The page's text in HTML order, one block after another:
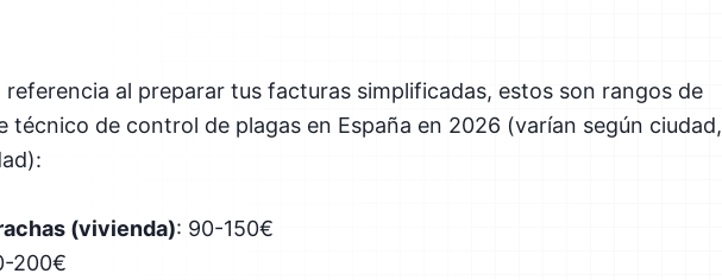
referencia al preparar tus facturas simplificadas, estos son rangos de
técnico de control de plagas en España en 2026 (varían según ciudad,
(vivienda): 90-150€
200€